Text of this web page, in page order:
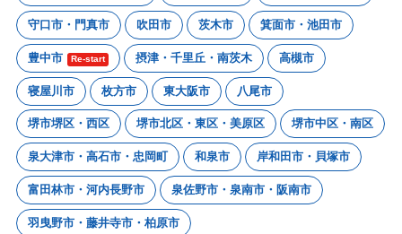
守口市・門真市 吹田市 茨木市 箕面市・池田市
豊中市 Re-start 摂津・千里丘・南茨木 高槻市
寝屋川市 枚方市 東大阪市 八尾市
堺市堺区・西区 堺市北区・東区・美原区 堺市中区・南区
泉大津市・高石市・忠岡町 和泉市 岸和田市・貝塚市
富田林市・河内長野市 泉佐野市・泉南市・阪南市
羽曳野市・藤井寺市・柏原市